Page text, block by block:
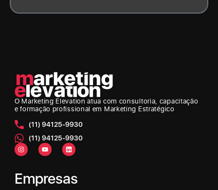
O Marketing Elevation atua com consultoria, capacitação
e formação profissional em Marketing Estratégico
(11) 94125-9930
(11) 94125-9930
Empresas